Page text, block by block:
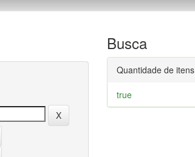
Busca
Quantidade de itens
true